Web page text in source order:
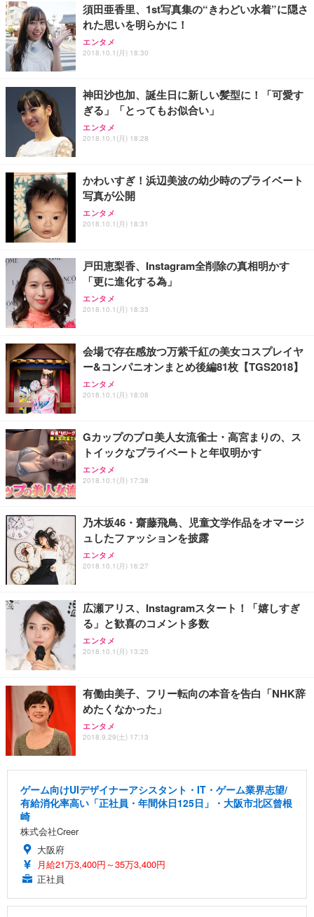
務用 おしゃれ パソコンチェア (ホワイト)
ANDWINT オフィスチェア デスクチェア 肘なし メ
ッシュ 通気性 ランバーサポート付き 腰サポート ガ
ス圧無段階昇降 360度回転 キャスター付き コンパク
【MiniLED/24.5inch/280Hz/FHD】GRAPHT THE S
HOOTER Gaming Monitor 24” Essential ゲーミン
グモニター QD 24.5インチ 1ms FHD 量子ドット 残
アイリスオーヤマ ペットシーツ 超厚型 お徳用 レギ
ュラー 200枚入【Amazon.co.jp限定】
須田亜香里、1st写真集の“きわどい水着”に隠さ
れた思いを明らかに！
エンタメ
2018.10.1(月) 18:30
神田沙也加、誕生日に新しい髪型に！「可愛す
ぎる」「とってもお似合い」
エンタメ
2018.10.1(月) 18:28
かわいすぎ！浜辺美波の幼少時のプライベート
写真が公開
エンタメ
2018.10.1(月) 18:31
戸田恵梨香、Instagram全削除の真相明かす
「更に進化する為」
エンタメ
2018.10.1(月) 18:33
会場で存在感放つ万紫千紅の美女コスプレイヤ
ー&コンパニオンまとめ後編81枚【TGS2018】
エンタメ
2018.10.1(月) 18:08
Gカップのプロ美人女流雀士・高宮まりの、ス
トイックなプライベートと年収明かす
エンタメ
2018.10.1(月) 17:38
乃木坂46・齋藤飛鳥、児童文学作品をオマージ
ュしたファッションを披露
エンタメ
2018.10.1(月) 16:27
広瀬アリス、Instagramスタート！「嬉しすぎ
る」と歓喜のコメント多数
エンタメ
2018.10.1(月) 13:25
有働由美子、フリー転向の本音を告白「NHK辞
めたくなかった」
エンタメ
2018.9.29(土) 17:13
ゲーム向けUIデザイナーアシスタント・IT・ゲーム業界志望/
有給消化率高い「正社員・年間休日125日」・大阪市北区曾根
崎
株式会社Creer
大阪府
月給21万3,400円～35万3,400円
正社員